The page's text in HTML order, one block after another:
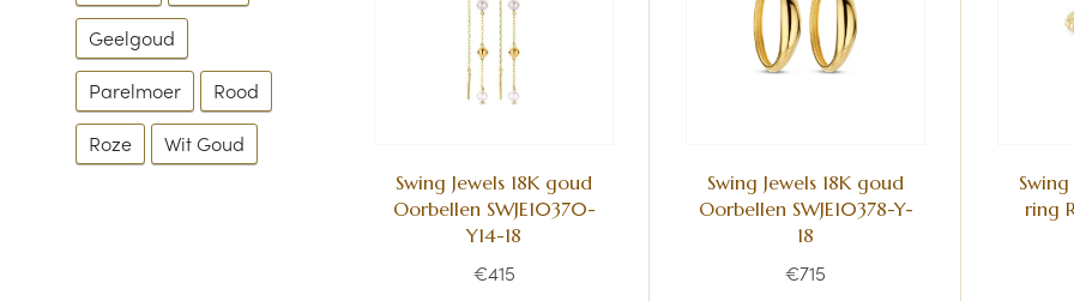
Geelgoud
Parelmoer
Rood
Roze
Wit Goud
Swing Jewels 18K goud
Oorbellen SWJE10370-
Y14-18
€415
Swing Jewels 18K goud
Oorbellen SWJE10378-Y-
18
€715
ring